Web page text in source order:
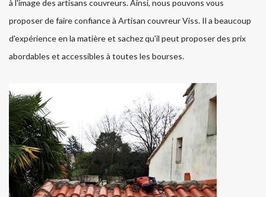
à l'image des artisans couvreurs. Ainsi, nous pouvons vous
proposer de faire confiance à Artisan couvreur Viss. Il a beaucoup
d'expérience en la matière et sachez qu'il peut proposer des prix
abordables et accessibles à toutes les bourses.